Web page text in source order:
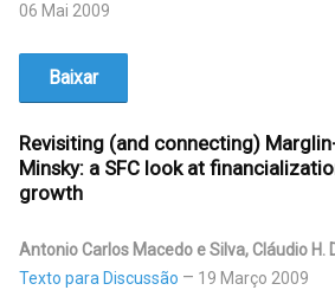
06 Mai 2009
Baixar
Revisiting (and connecting)
Minsky: a SFC look at
growth
Antonio Carlos Macedo e Silva, Cláudio H.
Texto para Discussão
19 Março 2009